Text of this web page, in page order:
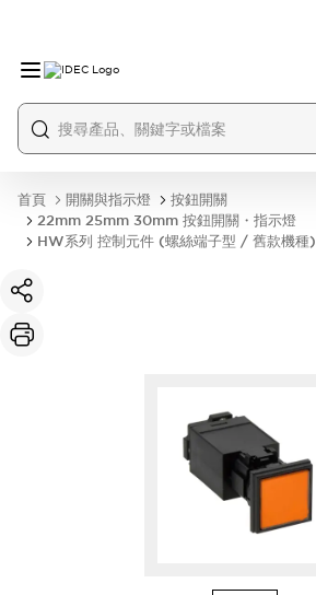
首頁 開關與指示燈
按鈕開關
22mm 25mm 30mm 按鈕開關・指示燈
HW系列 控制元件 (螺絲端子型 / 舊款機種)